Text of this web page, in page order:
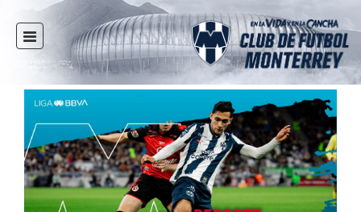
INICIO
NOTICIAS
CLUB
MULTIMEDIA
RAYADOS
RAYADAS